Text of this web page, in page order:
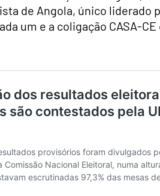
de Angola, único liderado
um e a coligação CASA-